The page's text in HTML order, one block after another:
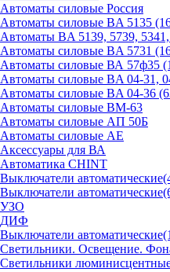
Автоматы силовые Россия
Автоматы силовые BA 5135
Автоматы BA 5139, 5739,
Автоматы силовые BA 5731
Автоматы силовые ВА 57ф35
Автоматы силовые BA 04-31,
Автоматы силовые BA 04-36
Автоматы силовые ВМ-63
Автоматы силовые АП 50Б
Автоматы силовые АЕ
Аксессуары для ВА
Автоматика CHINT
Выключатели
Выключатели
УЗО
ДИФ
Выключатели
Светильники. Освещение.
Светильники